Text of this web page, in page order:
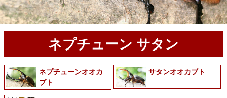
ネプチューン サタン
ネプチューンオオカ
ブト
サタンオオカブト